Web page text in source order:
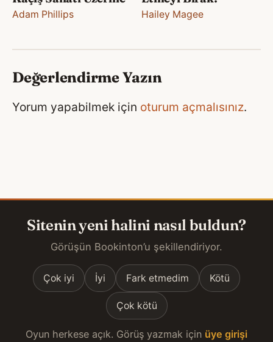
Adam Phillips Hailey Magee
Değerlendirme Yazın
Yorum yapabilmek için oturum açmalısınız.
Sitenin yeni halini nasıl buldun?
Görüşün Bookinton’u şekillendiriyor.
Çok iyi İyi Fark etmedim Kötü
Çok kötü
Oyun herkese açık. Görüş yazmak için üye girişi